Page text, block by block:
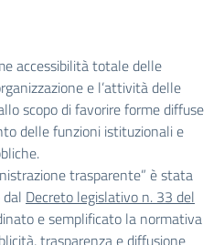
accessibilità totale delle
e l’attività delle
scopo di favorire forme diffuse
delle funzioni istituzionali e
trasparente” è stata
Decreto legislativo n. 33 del
e semplificato la normativa
trasparenza e diffusione